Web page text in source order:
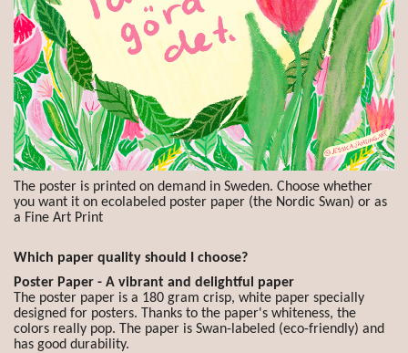
The poster is printed on demand in Sweden. Choose whether
you want it on ecolabeled poster paper (the Nordic Swan) or as
a Fine Art Print
Which paper quality should I choose?
Poster Paper - A vibrant and delightful paper
The poster paper is a 180 gram crisp, white paper specially
designed for posters. Thanks to the paper's whiteness, the
colors really pop. The paper is Swan-labeled (eco-friendly) and
has good durability.